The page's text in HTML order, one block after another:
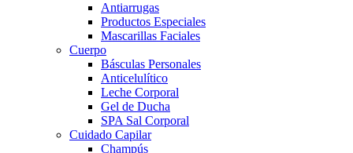
Antiarrugas
Productos Especiales
Mascarillas Faciales
Cuerpo
Básculas Personales
Anticelulítico
Leche Corporal
Gel de Ducha
SPA Sal Corporal
Cuidado Capilar
Champús